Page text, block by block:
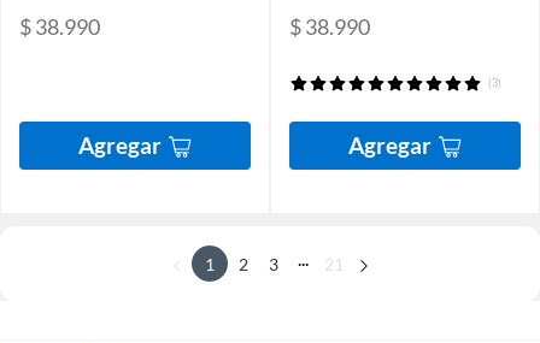
$ 38.990
Agregar
$ 38.990
(3)
Agregar
1 2 3 21